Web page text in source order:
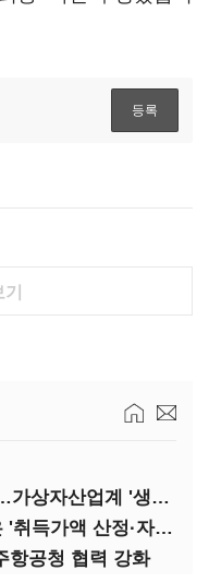
높아진 부채비율 200% 문턱…가상자산업계 '생존 시험대'
내년 코인 과세 강행…관건은 '취득가액 산정·자산 이동'
항공청 협력 강화